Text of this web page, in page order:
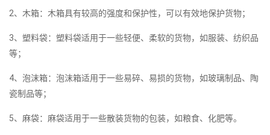
2、木箱：木箱具有较高的强度和保护性，可以有效地保护货物；
3、塑料袋：塑料袋适用于一些轻便、柔软的货物，如服装、纺织品
等；
4、泡沫箱：泡沫箱适用于一些易碎、易损的货物，如玻璃制品、陶
瓷制品等；
5、麻袋：麻袋适用于一些散装货物的包装，如粮食、化肥等。